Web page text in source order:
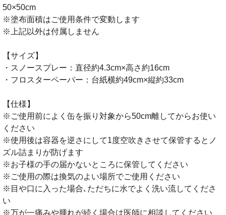
50×50cm
※塗布面積はご使用条件で変動します
※上記以外は付属しません
【サイズ】
・スノースプレー：直径約4.3cm×高さ約16cm
・フロスターペーパー：台紙横約49cm×縦約33cm
【仕様】
※ご使用前によく缶を振り対象から50cm離してからお使い
ください
※使用後は容器を逆さにして1度空吹きさせて保管するとノ
ズル詰まりが防げます
※お子様の手の届かないところに保管してください
※ご使用の際は換気のよい場所でご使用ください
※目や口に入った場合､ただちに水でよく洗い流してくださ
い
※万が一痛みや腫れが続く場合は医師に相談してください